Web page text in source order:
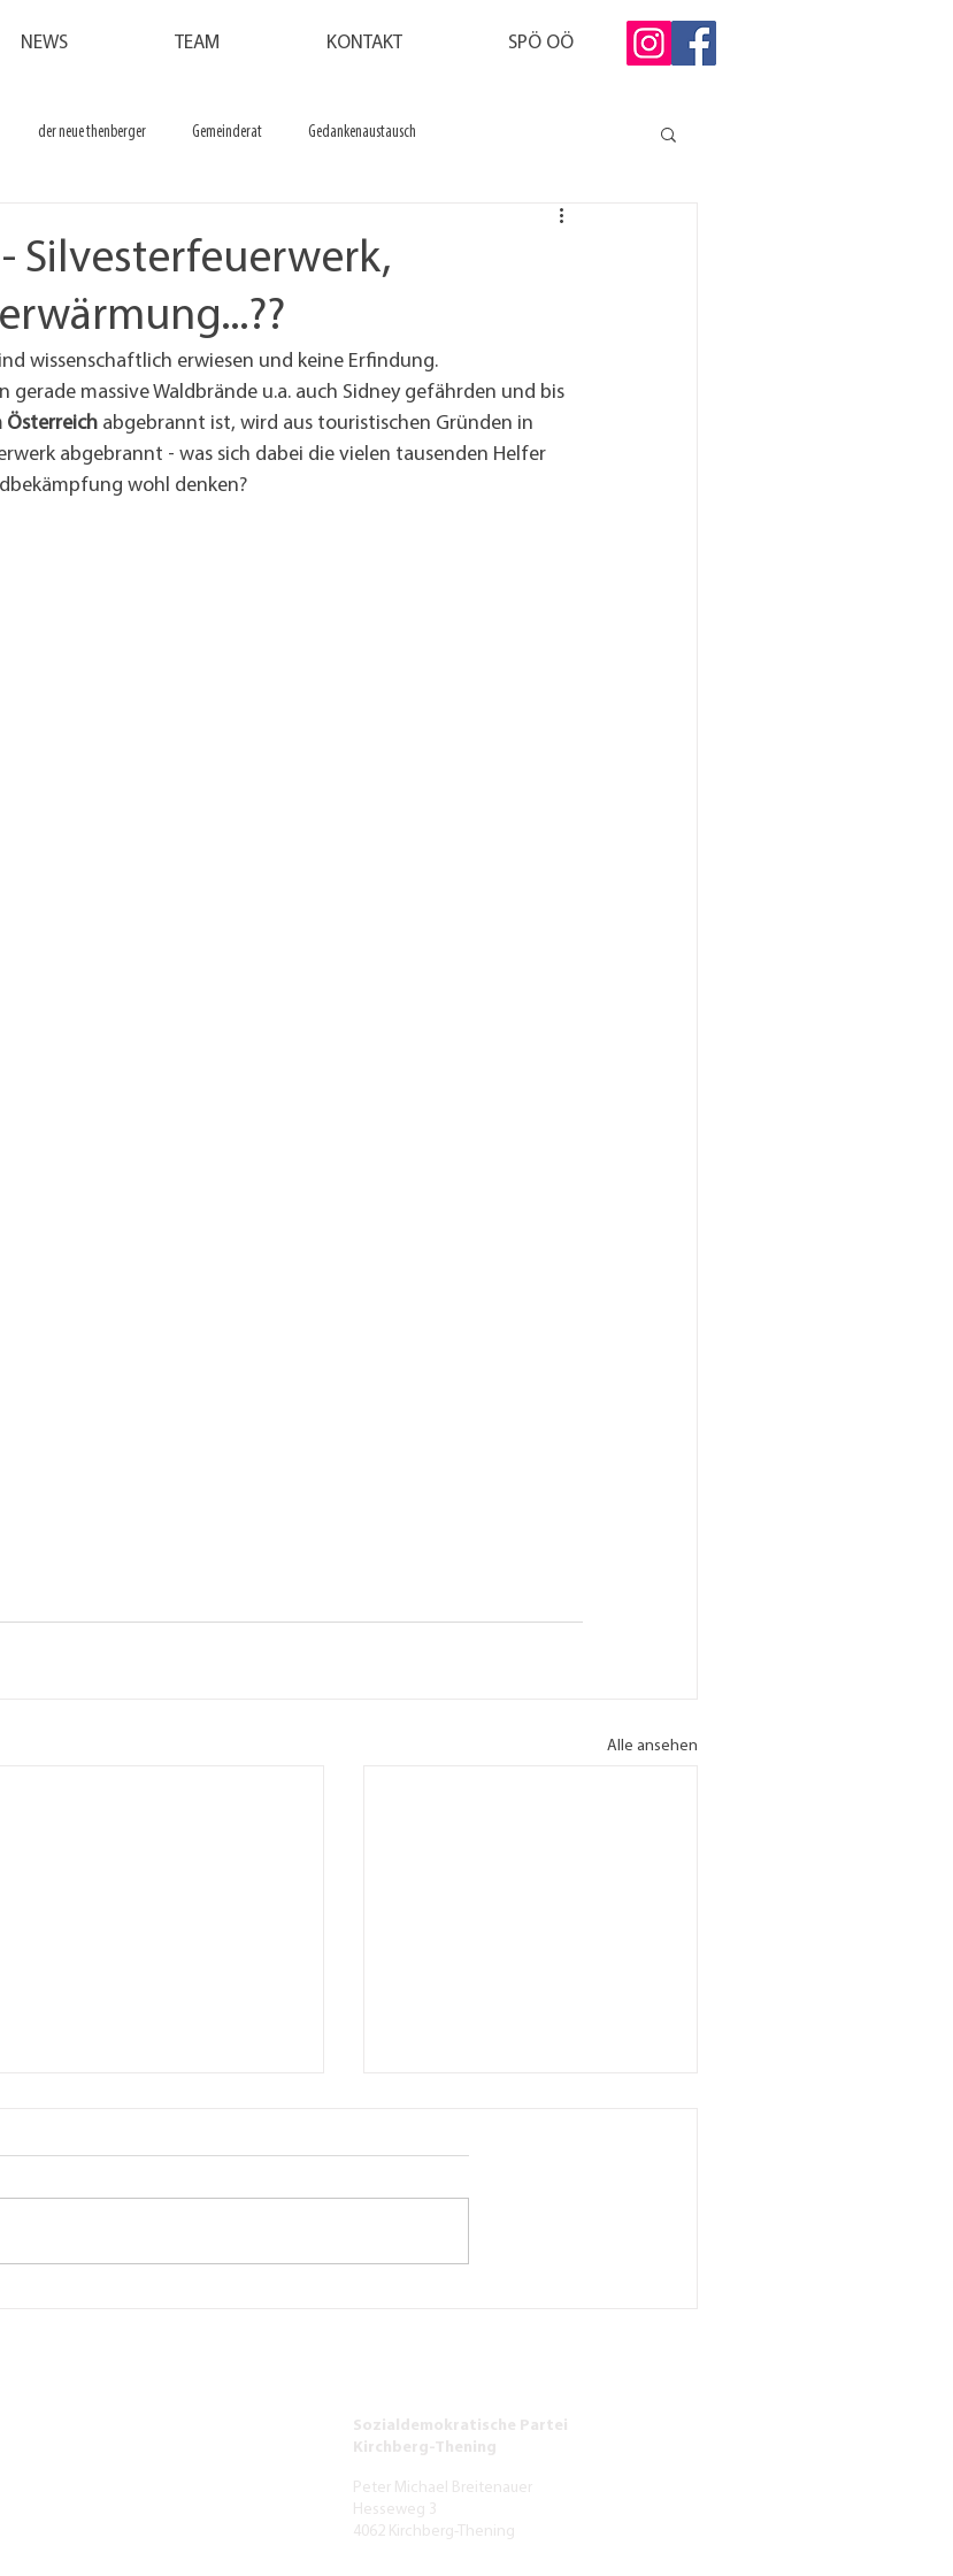
NEWS TEAM KONTAKT SPÖ OÖ
der neue thenberger Gemeinderat Gedankenaustausch
Silvesterfeuerwerk,
wissenschaftlich erwiesen und keine Erfindung.
gerade massive Waldbrände u.a. auch Sidney gefährden und bis
Österreich abgebrannt ist, wird aus touristischen Gründen in
abgebrannt - was sich dabei die vielen tausenden Helfer
wohl denken?
Alle ansehen
Sozialdemokratische Partei
Kirchberg-Thening
Peter Michael Breitenauer
Hesseweg 3
4062 Kirchberg-Thening